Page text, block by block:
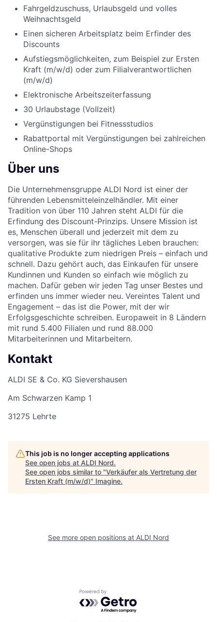
Fahrgeldzuschuss, Urlaubsgeld und volles
Weihnachtsgeld
Einen sicheren Arbeitsplatz beim Erfinder des
Discounts
Aufstiegsmöglichkeiten, zum Beispiel zur Ersten
Kraft (m/w/d) oder zum Filialverantwortlichen
(m/w/d)
Elektronische Arbeitszeiterfassung
30 Urlaubstage (Vollzeit)
Vergünstigungen bei Fitnessstudios
Rabattportal mit Vergünstigungen bei zahlreichen
Online-Shops
Über uns
Die Unternehmensgruppe ALDI Nord ist einer der
führenden Lebensmitteleinzelhändler. Mit einer
Tradition von über 110 Jahren steht ALDI für die
Erfindung des Discount-Prinzips. Unsere Mission ist
es, Menschen überall und jederzeit mit dem zu
versorgen, was sie für ihr tägliches Leben brauchen:
qualitative Produkte zum niedrigen Preis – einfach und
schnell. Dazu gehört auch, das Einkaufen für unsere
Kundinnen und Kunden so einfach wie möglich zu
machen. Dafür geben wir jeden Tag unser Bestes und
erfinden uns immer wieder neu. Vereintes Talent und
Engagement – das ist die Power, mit der wir
Erfolgsgeschichte schreiben. Europaweit in 8 Ländern
mit rund 5.400 Filialen und rund 88.000
Mitarbeiterinnen und Mitarbeitern.
Kontakt
ALDI SE & Co. KG Sievershausen
Am Schwarzen Kamp 1
31275 Lehrte
This job is no longer accepting applications
See open jobs at ALDI Nord.
See open jobs similar to "Verkäufer als Vertretung der
Ersten Kraft (m/w/d)" Imagine.
See more open positions at ALDI Nord
Powered by Getro.com